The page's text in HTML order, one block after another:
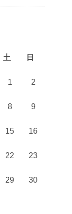
土 日
1 2
8 9
15 16
22 23
29 30